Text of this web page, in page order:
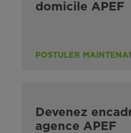
domicile APEF
POSTULER
Devenez
agence APEF